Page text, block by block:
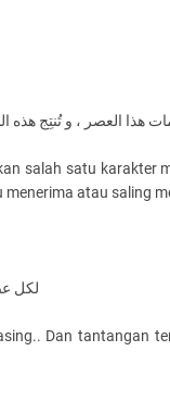
salah satu karakter
atau saling
لكل
Dan tantangan